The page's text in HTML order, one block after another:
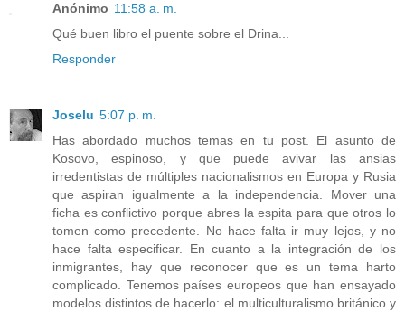
Anónimo 11:58 a. m.
Qué buen libro el puente sobre el Drina...
Responder
Joselu 5:07 p. m.
Has abordado muchos temas en tu post. El asunto de
Kosovo, espinoso, y que puede avivar las ansias
irredentistas de múltiples nacionalismos en Europa y Rusia
que aspiran igualmente a la independencia. Mover una
ficha es conflictivo porque abres la espita para que otros lo
tomen como precedente. No hace falta ir muy lejos, y no
hace falta especificar. En cuanto a la integración de los
inmigrantes, hay que reconocer que es un tema harto
complicado. Tenemos países europeos que han ensayado
modelos distintos de hacerlo: el multiculturalismo británico y